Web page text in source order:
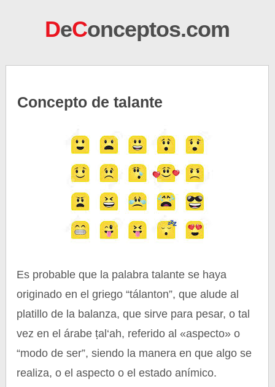
DeConceptos.com
Concepto de talante
Es probable que la palabra talante se haya
originado en el griego “tálanton”, que alude al
platillo de la balanza, que sirve para pesar, o tal
vez en el árabe ṭal‘ah, referido al «aspecto» o
“modo de ser”, siendo la manera en que algo se
realiza, o el aspecto o el estado anímico.